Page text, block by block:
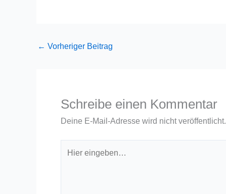
← Vorheriger Beitrag
Schreibe einen Kommentar
Deine E-Mail-Adresse wird nicht veröffentlicht.
eingeben…